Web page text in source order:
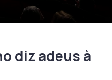
diz adeus à